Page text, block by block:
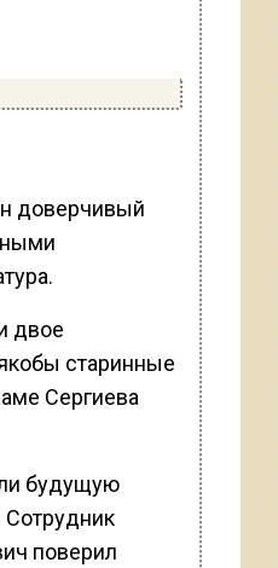
доверчивый
двое
старинные
Сергиева
будущую
Сотрудник
поверил